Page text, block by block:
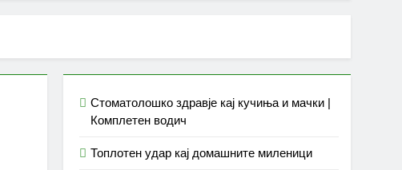
Стоматолошко здравје кај кучиња и мачки |
Комплетен водич
Топлотен удар кај домашните миленици